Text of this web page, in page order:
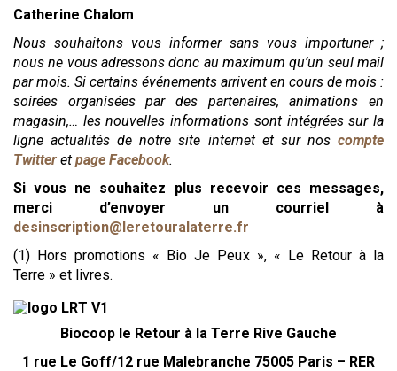
Catherine Chalom
Nous souhaitons vous informer sans vous importuner ;
nous ne vous adressons donc au maximum qu’un seul mail
par mois. Si certains événements arrivent en cours de mois :
soirées organisées par des partenaires, animations en
magasin,… les nouvelles informations sont intégrées sur la
ligne actualités de notre site internet et sur nos compte
Twitter et page Facebook.
Si vous ne souhaitez plus recevoir ces messages,
merci d’envoyer un courriel à
desinscription@leretouralaterre.fr
(1) Hors promotions « Bio Je Peux », « Le Retour à la
Terre » et livres.
Biocoop le Retour à la Terre Rive Gauche
1 rue Le Goff/12 rue Malebranche 75005 Paris – RER